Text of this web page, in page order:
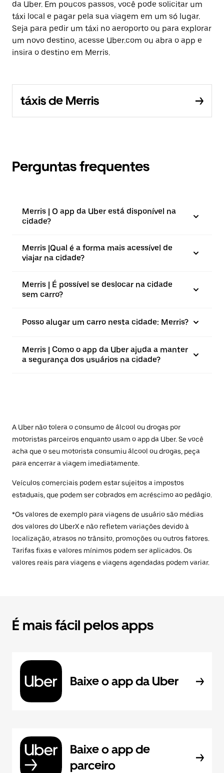
da Uber. Em poucos passos, você pode solicitar um
táxi local e pagar pela sua viagem em um só lugar.
Seja para pedir um táxi no aeroporto ou para explorar
um novo destino, acesse Uber.com ou abra o app e
insira o destino em Merris.
táxis de Merris
Perguntas frequentes
Merris | O app da Uber está disponível na
cidade?
Merris |⁠Qual é a forma mais acessível de
viajar na cidade?
Merris | É possível se deslocar na cidade
sem carro?
Posso alugar um carro nesta cidade: Merris?
Merris | Como o app da Uber ajuda a manter
a segurança dos usuários na cidade?
A Uber não tolera o consumo de álcool ou drogas por
motoristas parceiros enquanto usam o app da Uber. Se você
acha que o seu motorista consumiu álcool ou drogas, peça
para encerrar a viagem imediatamente.
Veículos comerciais podem estar sujeitos a impostos
estaduais, que podem ser cobrados em acréscimo ao pedágio.
*Os valores de exemplo para viagens de usuário são médias
dos valores do UberX e não refletem variações devido à
localização, atrasos no trânsito, promoções ou outros fatores.
Tarifas fixas e valores mínimos podem ser aplicados. Os
valores reais para viagens e viagens agendadas podem variar.
É mais fácil pelos apps
Baixe o app da Uber
Baixe o app de
parceiro